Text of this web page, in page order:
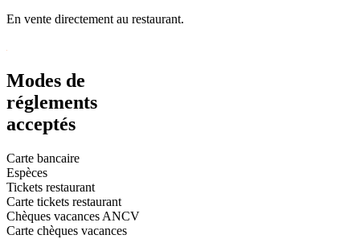
En vente directement au restaurant.
Modes de
réglements
acceptés
Carte bancaire
Espèces
Tickets restaurant
Carte tickets restaurant
Chèques vacances ANCV
Carte chèques vacances